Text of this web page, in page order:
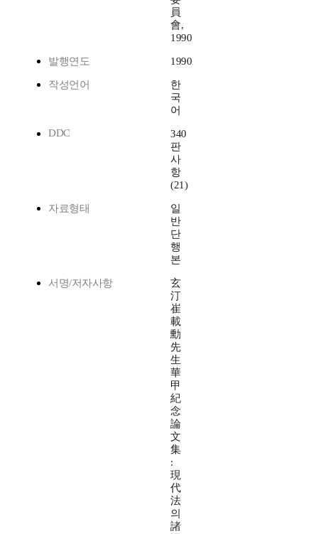
員
會,
1990
발행연도 1990
작성언어
한
국
어
DDC
340
판
사
항
(21)
자료형태
일
반
단
행
본
서명/저자사항
玄
汀
崔
載
勳
先
生
華
甲
紀
念
論
文
集
:
現
代
法
의
諸